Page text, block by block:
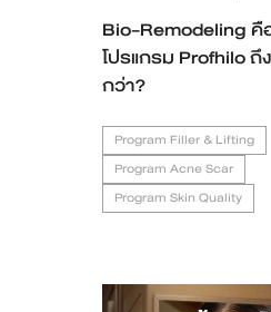
Bio-Remodeling คื
โปรแกรม Profhilo
กว่า?
Program Filler & Lifting
Program Acne Scar
Program Skin Quality